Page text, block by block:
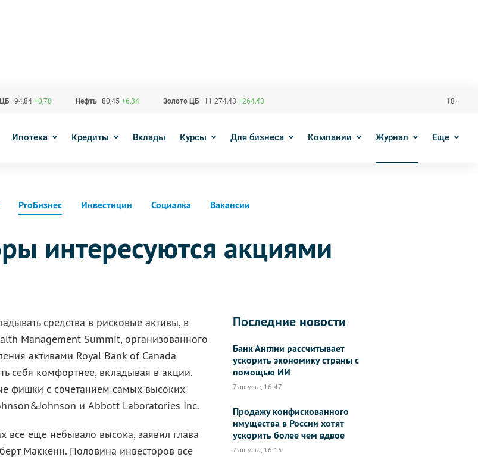
ЦБ 94,84 +0,78 Нефть 80,45 +6,34 Золото ЦБ 11 274,43 +264,43 18+
Ипотека Кредиты Вклады Курсы Для бизнеса Компании Журнал Еще
ProБизнес Инвестиции Социалка Вакансии
интересуются акциями
средства в рисковые активы, в
Management Summit, организованного
активами Royal Bank of Canada
себя комфортнее, вкладывая в акции.
фишки с сочетанием самых высоких
и Abbott Laboratories Inc.
все еще небывало высока, заявил глава
Маккенн. Половина инвесторов все
Последние новости
Банк Англии рассчитывает
ускорить экономику страны с
помощью ИИ
7 августа, 16:47
Продажу конфискованного
имущества в России хотят
ускорить более чем вдвое
7 августа, 16:15